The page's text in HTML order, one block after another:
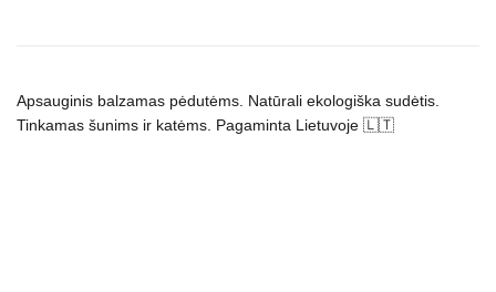
Apsauginis balzamas pėdutėms. Natūrali ekologiška sudėtis.
Tinkamas šunims ir katėms. Pagaminta Lietuvoje 🇱🇹